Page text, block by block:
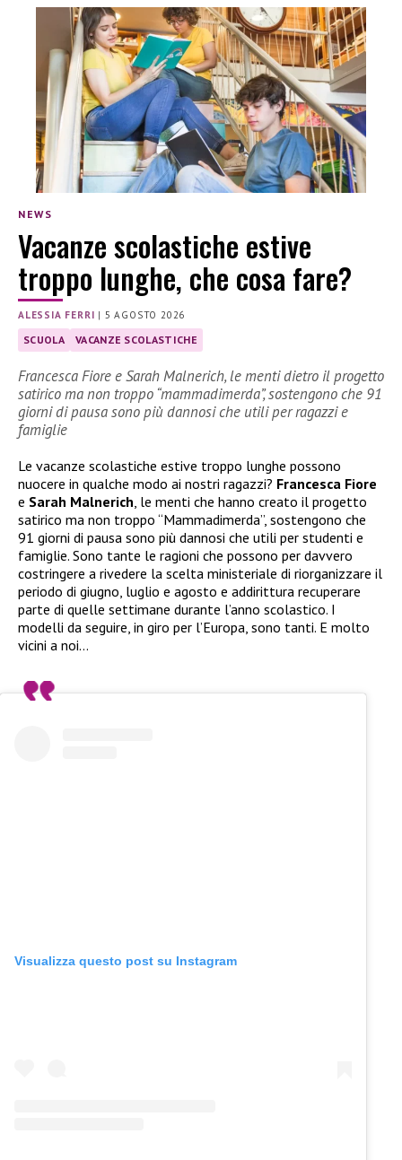
NEWS
Vacanze scolastiche estive
troppo lunghe, che cosa fare?
ALESSIA FERRI | 5 AGOSTO 2026
SCUOLA VACANZE SCOLASTICHE
Francesca Fiore e Sarah Malnerich, le menti dietro il progetto
satirico ma non troppo “mammadimerda”, sostengono che 91
giorni di pausa sono più dannosi che utili per ragazzi e
famiglie
Le vacanze scolastiche estive troppo lunghe possono
nuocere in qualche modo ai nostri ragazzi? Francesca Fiore
e Sarah Malnerich, le menti che hanno creato il progetto
satirico ma non troppo “Mammadimerda”, sostengono che
91 giorni di pausa sono più dannosi che utili per studenti e
famiglie. Sono tante le ragioni che possono per davvero
costringere a rivedere la scelta ministeriale di riorganizzare il
periodo di giugno, luglio e agosto e addirittura recuperare
parte di quelle settimane durante l’anno scolastico. I
modelli da seguire, in giro per l’Europa, sono tanti. E molto
vicini a noi…
Visualizza questo post su Instagram